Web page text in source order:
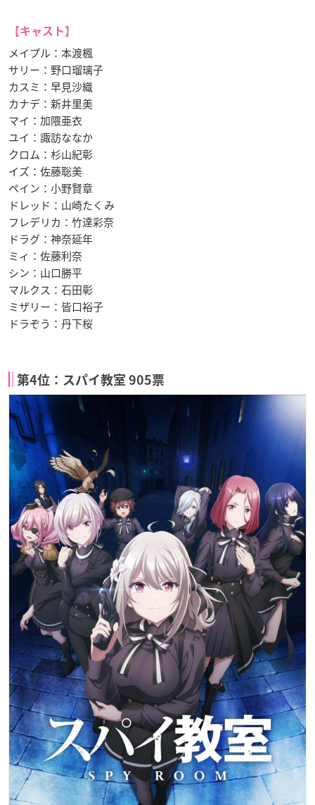
【キャスト】
メイプル：本渡楓
サリー：野口瑠璃子
カスミ：早見沙織
カナデ：新井里美
マイ：加隈亜衣
ユイ：諏訪ななか
クロム：杉山紀彰
イズ：佐藤聡美
ペイン：小野賢章
ドレッド：山崎たくみ
フレデリカ：竹達彩奈
ドラグ：神奈延年
ミィ：佐藤利奈
シン：山口勝平
マルクス：石田彰
ミザリー：皆口裕子
ドラぞう：丹下桜
第4位：スパイ教室 905票